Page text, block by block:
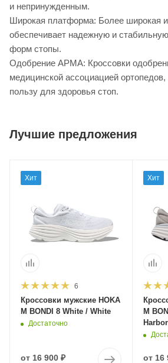
и непринужденным.
Широкая платформа: Более широкая
обеспечивает надежную и
форм стопы.
Одобрение APMA: Кроссовки
медицинской ассоциацией
пользу для здоровья стоп.
Лучшие предложения
Хит
6
Кроссовки мужские HOKA
M BONDI 8 White / White
Достаточно
от 16 900 ₽
Хит
M
от 16